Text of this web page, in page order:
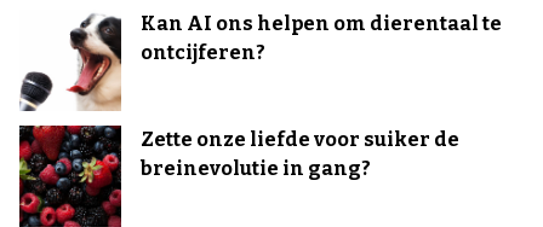
Kan AI ons helpen om dierentaal te
ontcijferen?
Zette onze liefde voor suiker de
breinevolutie in gang?